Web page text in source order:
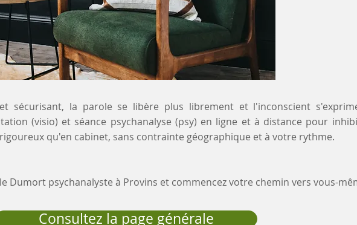
sécurisant, la parole se libère plus librement et l'inconscient
(visio) et séance psychanalyse (psy) en ligne et à distance pour
qu'en cabinet, sans contrainte géographique et à votre rythme.
Dumort psychanalyste à Provins et commencez votre chemin vers vous-
Consultez la page générale